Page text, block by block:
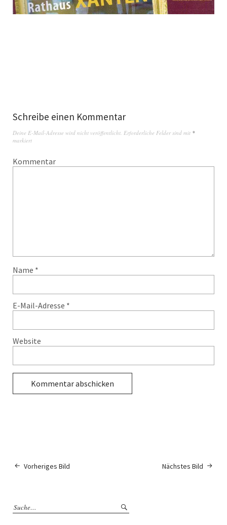
Schreibe einen Kommentar
Deine E-Mail-Adresse wird nicht veröffentlicht. Erforderliche Felder sind mit *
markiert
Kommentar
Name *
E-Mail-Adresse *
Website
Nächstes Bild
Vorheriges Bild